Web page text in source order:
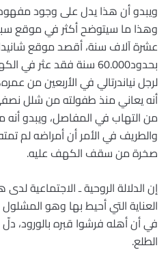
ويبدو أن هذا يدل على وجود مفهوم
وهذا ما سيتوضح أكثر في موقع
عشرة آلاف سنة، أقصد موقع
بحدود60.000 سنة فقد
لرجل نياندرتالي في الأربعين من
أنه يعاني منذ طفولته من شلل
من التهاب في المفاصل، ويبدو
والطريف في الأمر أن أمراضه لم
صخرة من سقف الكهف عليه.
إن الدلالة الروحية ـ الاجتماعية
العناية التي أحيط بها وهو
في أن أهله فرشوا قبره بالورود،
الطلع.